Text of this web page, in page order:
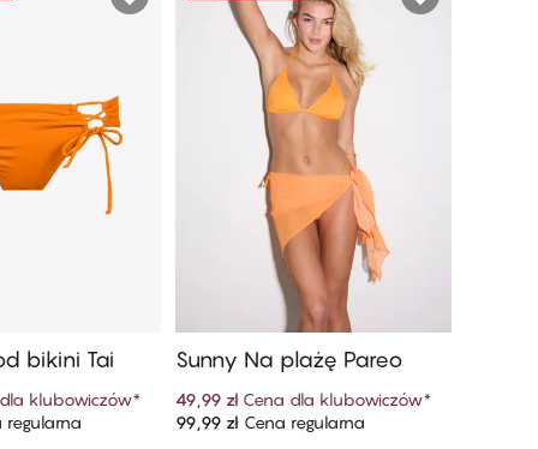
do koszyka
bikini Tai
klubowiczów*
regularna Dodaj do koszyka
Sunny Na plażę Pareo
49,99 zł Cena dla klubowiczów*
99,99 złCena regularna